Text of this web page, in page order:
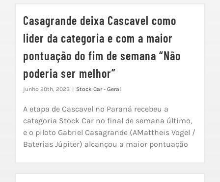
Casagrande deixa Cascavel como
lider da categoria e com a maior
pontuação do fim de semana “Não
poderia ser melhor”
junho 20th, 2023 | Stock Car - Geral
A etapa de Cascavel no Paraná recebeu a
categoria Stock Car no final de semana último,
e o piloto Gabriel Casagrande (AMattheis Vogel /
Baterias Júpiter) alcançou a maior pontuação